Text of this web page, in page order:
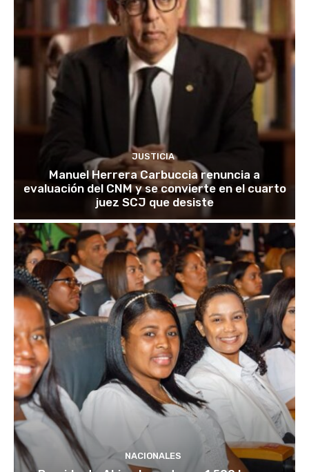
JUSTICIA
Manuel Herrera Carbuccia renuncia a
evaluación del CNM y se convierte en el cuarto
juez SCJ que desiste
NACIONALES